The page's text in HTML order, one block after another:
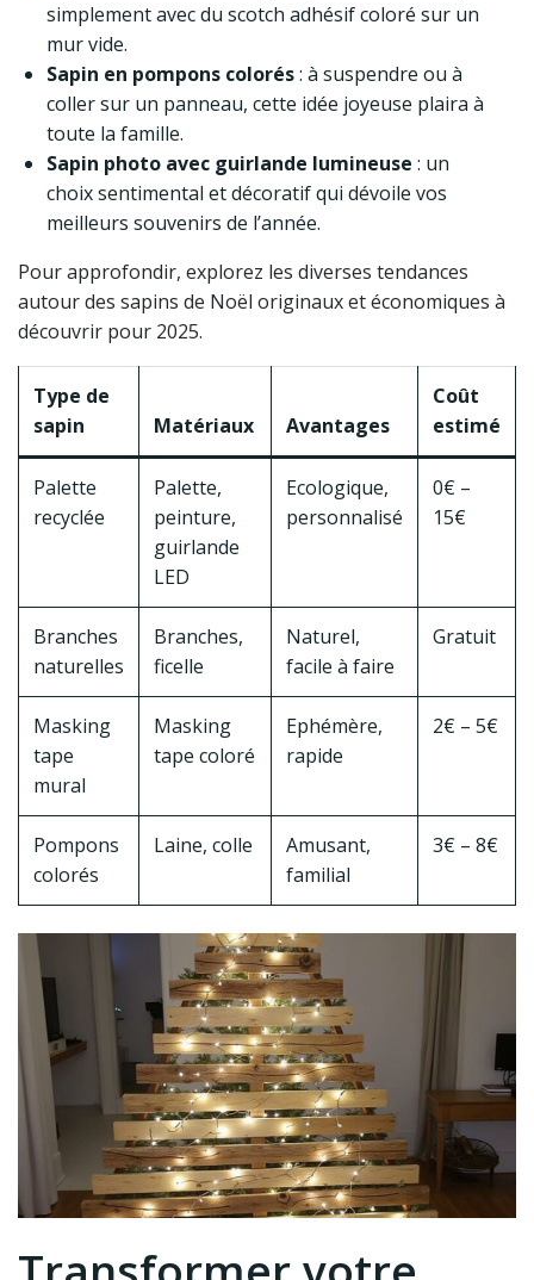
simplement avec du scotch adhésif coloré sur un
mur vide.
Sapin en pompons colorés: à suspendre ou à
coller sur un panneau, cette idée joyeuse plaira à
toute la famille.
Sapin photo avec guirlande lumineuse : un
choix sentimental et décoratif qui dévoile vos
meilleurs souvenirs de l’année.
Pour approfondir, explorez les diverses tendances
autour des sapins de Noël originaux et économiques à
découvrir pour 2025.
Type de
sapin
Matériaux Avantages
Coût
estimé
Palette
recyclée
Palette,
peinture,
guirlande
LED
Ecologique,
personnalisé
0€ –
15€
Branches
naturelles
Branches,
ficelle
Naturel,
facile à faire
Gratuit
Masking
tape
mural
Masking
tape coloré
Ephémère,
rapide
2€ – 5€
Pompons
colorés
Laine, colle
Amusant,
familial
3€ – 8€